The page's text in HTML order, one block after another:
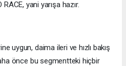
yani yarışa hazır.
uygun, daima ileri ve hızlı bakış
önce bu segmentteki hiçbir